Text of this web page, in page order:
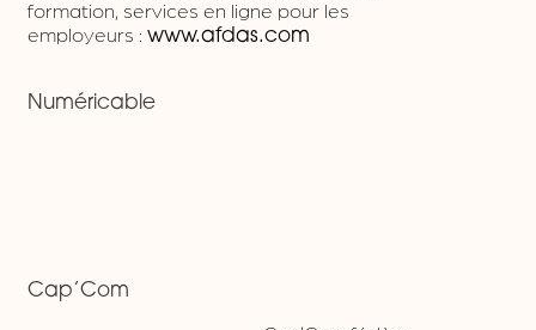
cinq mille professionnels de la communication